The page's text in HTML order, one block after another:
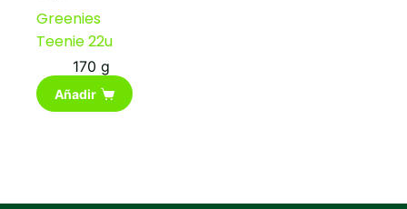
Greenies
Teenie 22u
170 g
Añadir